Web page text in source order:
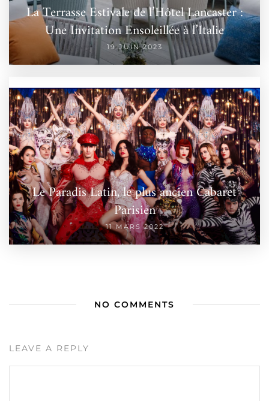
La Terrasse Estivale de l’Hôtel Lancaster :
Une Invitation Ensoleillée à l’Italie
19 JUIN 2023
Le Paradis Latin, le plus ancien Cabaret
Parisien
11 MARS 2022
NO COMMENTS
LEAVE A REPLY